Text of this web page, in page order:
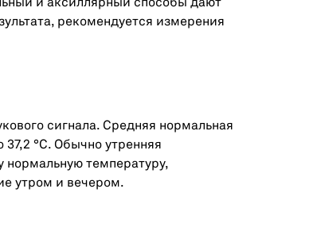
и аксиллярный способы дают
рекомендуется измерения
сигнала. Средняя нормальная
37,2 °С. Обычно утренняя
температуру,
утром и вечером.